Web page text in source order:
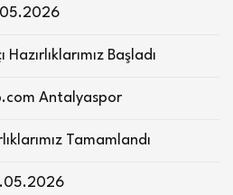
Başladı
Antalyaspor
Tamamlandı